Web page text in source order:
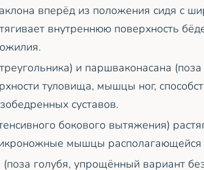
вперёд из положения сидя с
внутреннюю поверхность
и паршваконасана (поза
туловища, мышцы ног,
суставов.
бокового вытяжения)
мышцы располагающейся
(поза голубя, упрощённый вариант